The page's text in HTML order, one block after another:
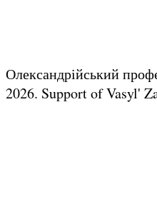
Олександрійський
2026. Support of Vasyl'